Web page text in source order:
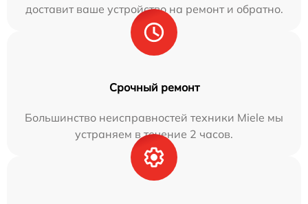
доставит ваше устройство на ремонт и обратно.
Срочный ремонт
Большинство неисправностей техники Miele мы
устраняем в течение 2 часов.